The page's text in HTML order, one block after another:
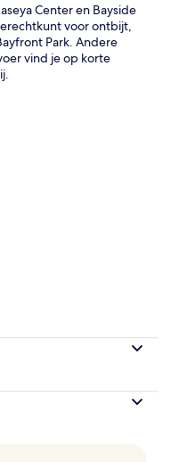
Center en Bayside
voor ontbijt,
Park. Andere
vind je op korte